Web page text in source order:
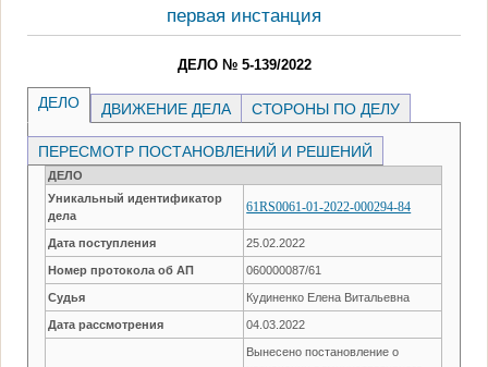
первая инстанция
ДЕЛО № 5-139/2022
ДЕЛО ДВИЖЕНИЕ ДЕЛА СТОРОНЫ ПО ДЕЛУ
ПЕРЕСМОТР ПОСТАНОВЛЕНИЙ И РЕШЕНИЙ
ДЕЛО
Уникальный идентификатор
дела
61RS0061-01-2022-000294-84
Дата поступления 25.02.2022
Номер протокола об АП 060000087/61
Судья Кудиненко Елена Витальевна
Дата рассмотрения 04.03.2022
Вынесено постановление о